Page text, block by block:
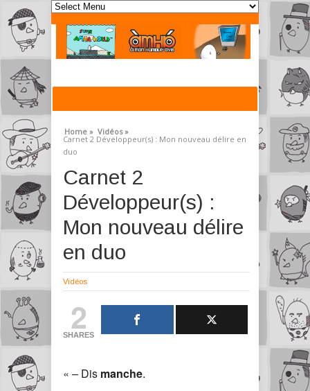
Home » Vidéos »
Carnet 2 Développeur(s) : Mon nouveau délire en
duo
Carnet 2
Développeur(s) :
Mon nouveau délire
en duo
Vidéos
2
SHARES
« – Dis manche.